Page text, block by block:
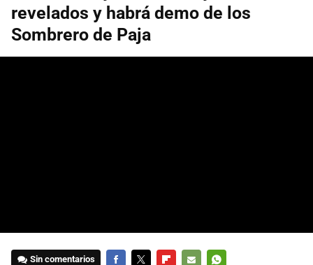
revelados y habrá demo de los
Sombrero de Paja
Sin comentarios